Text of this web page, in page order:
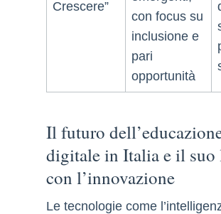
Crescere”
con focus su
inclusione e
pari
opportunità
Il futuro
digitale in Italia e il suo
con l’innovazione
Le tecnologie come